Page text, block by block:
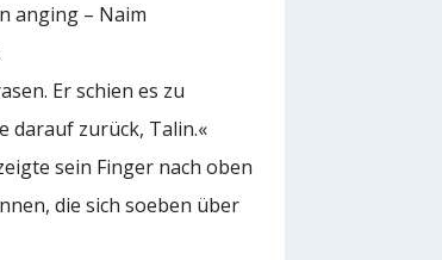
anging – Naim
Er schien es zu
darauf zurück, Talin.«
sein Finger nach oben
die sich soeben über